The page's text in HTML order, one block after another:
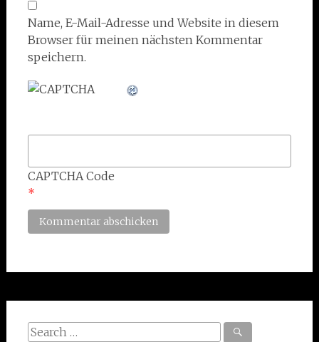
Name, E-Mail-Adresse und Website in diesem
Browser für meinen nächsten Kommentar
speichern.
CAPTCHA Code
*
Search